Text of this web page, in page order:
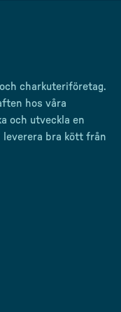
charkuteriföretag.
hos våra
och utveckla en
leverera bra kött från